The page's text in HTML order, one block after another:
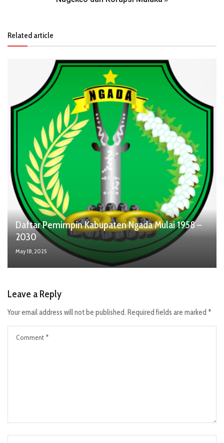
Related article
Daftar Pemimpin Kabupaten Ngada Mulai 1958 –
2030
May 18, 2025
Leave a Reply
Your email address will not be published. Required fields are marked *